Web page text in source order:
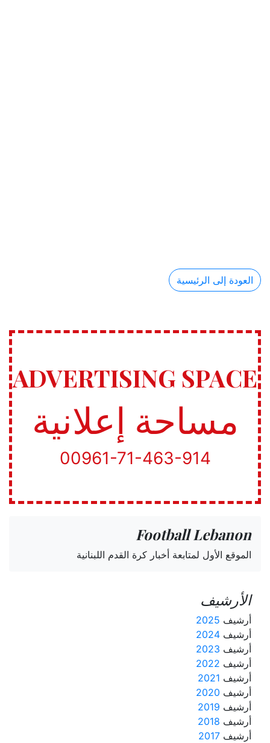
العودة إلى الرئيسية
ADVERTISING SPACE
مساحة إعلانية
00961-71-463-914
Football Lebanon
الموقع الأول لمتابعة أخبار كرة القدم اللبنانية
الأرشيف
أرشيف 2025
أرشيف 2024
أرشيف 2023
أرشيف 2022
أرشيف 2021
أرشيف 2020
أرشيف 2019
أرشيف 2018
أرشيف 2017